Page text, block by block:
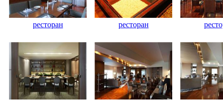
ресторан ресторан